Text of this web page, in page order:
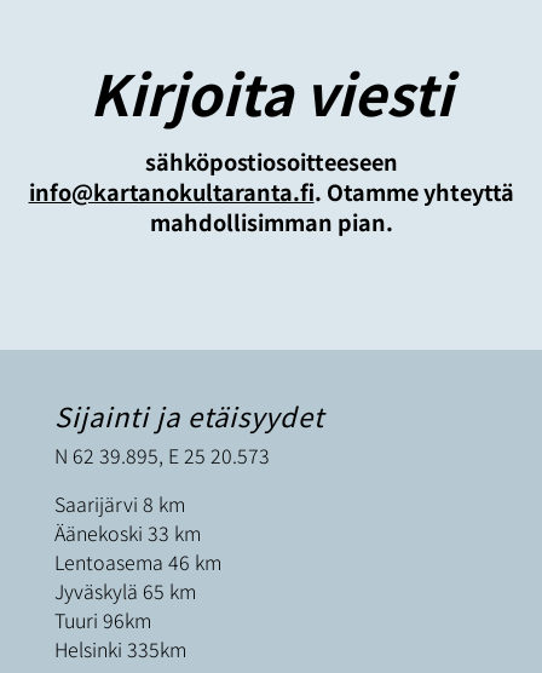
Kirjoita viesti
sähköpostiosoitteeseen
info@kartanokultaranta.fi. Otamme yhteyttä
mahdollisimman pian.
Sijainti ja etäisyydet
N 62 39.895, E 25 20.573
Saarijärvi 8 km
Äänekoski 33 km
Lentoasema 46 km
Jyväskylä 65 km
Tuuri 96km
Helsinki 335km